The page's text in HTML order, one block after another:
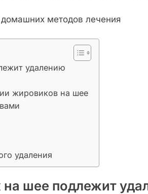
удалению
жировиков на шее
удаления
шее подлежит